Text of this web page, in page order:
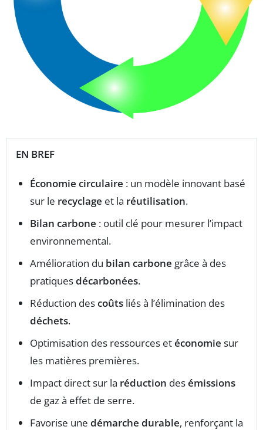
EN BREF
Économie circulaire : un modèle innovant basé
sur le recyclage et la réutilisation.
Bilan carbone : outil clé pour mesurer l’impact
environnemental.
Amélioration du bilan carbone grâce à des
pratiquesdécarbonées.
Réduction descoûts liés à l’élimination des
déchets.
Optimisation des ressources etéconomie sur
les matières premières.
Impact direct sur la réduction desémissions
de gaz à effet de serre.
Favorise une démarche durable, renforçant la